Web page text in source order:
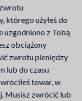
którego użyłeś do
uzgodniono z Tobą
obciążony
zwrotu pieniędzy
lub do czasu
towar, w
Musisz zwrócić lub